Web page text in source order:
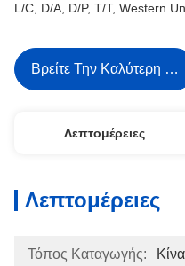
L/C, D/A, D/P, T/T, Western
Βρείτε Την Καλύτερη Τιμή
Λεπτομέρειες
Λεπτομέρειες
Τόπος Καταγωγής: Κίνα